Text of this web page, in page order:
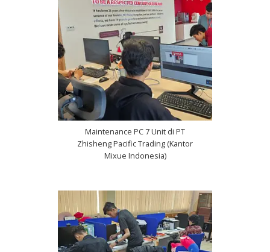
Maintenance PC 7 Unit di PT
Zhisheng Pacific Trading (Kantor
Mixue Indonesia)